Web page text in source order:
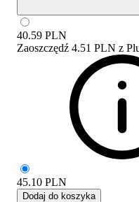
40.59 PLN
Zaoszczędź 4.51 PLN z
45.10 PLN
Dodaj do koszyka